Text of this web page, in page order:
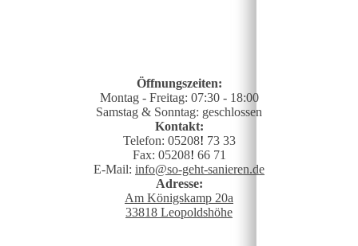
Öffnungszeiten:
Montag - Freitag: 07:30 - 18:00
Samstag & Sonntag: geschlossen
Kontakt:
Telefon: 05208! 73 33
Fax: 05208! 66 71
E-Mail: info@so-geht-sanieren.de
Adresse:
Am Königskamp 20a
33818 Leopoldshöhe